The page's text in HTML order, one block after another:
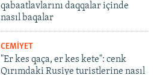
qabaatlavlarını daqqalar içinde
nasıl baqalar
CEMİYET
"Er kes qaça, er kes kete": cenk
Qırımdaki Rusiye turistlerine nasıl